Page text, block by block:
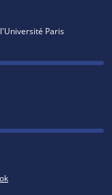
Paris